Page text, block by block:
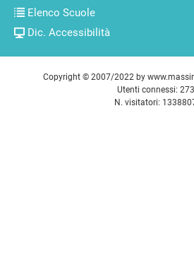
Elenco Scuole
Dic. Accessibilità
Copyright © 2007/2022 by
Utenti connessi:
N. visitatori: